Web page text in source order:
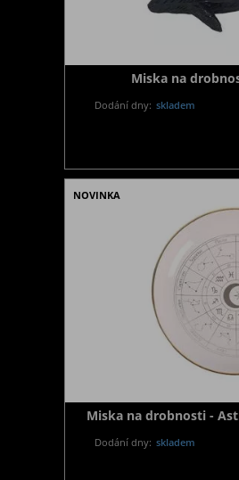
Miska na
Dodání dny: skladem
NOVINKA
Miska na drobnosti -
Dodání dny: skladem